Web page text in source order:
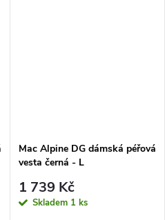
Mac Alpine DG dámská péřová
vesta černá - L
1 739 Kč
Skladem 1 ks